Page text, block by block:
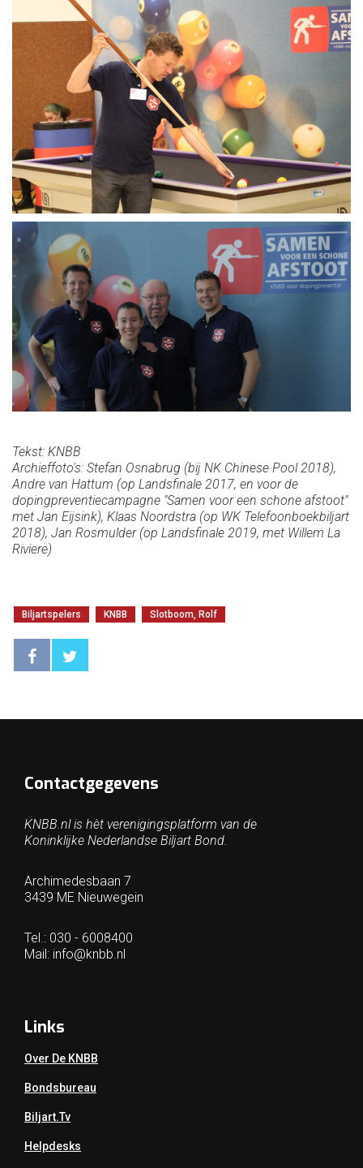
Tekst: KNBB
Archieffoto's: Stefan Osnabrug (bij NK Chinese Pool 2018),
Andre van Hattum (op Landsfinale 2017, en voor de
dopingpreventiecampagne "Samen voor een schone afstoot"
met Jan Eijsink), Klaas Noordstra (op WK Telefoonboekbiljart
2018), Jan Rosmulder (op Landsfinale 2019, met Willem La
Riviere)
Biljartspelers KNBB Slotboom, Rolf
Contactgegevens
KNBB.nl is hèt verenigingsplatform van de
Koninklijke Nederlandse Biljart Bond.
Archimedesbaan 7
3439 ME Nieuwegein
Tel.: 030 - 6008400
Mail: info@knbb.nl
Links
Over De KNBB
Bondsbureau
Biljart.tv
Helpdesks